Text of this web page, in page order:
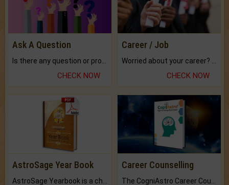
Ask A Question
CHECK NOW
Career / Job
CHECK NOW
AstroSage Year Book Career Counselling